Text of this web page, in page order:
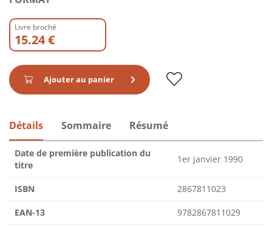
Livre broché
15.24 €
Ajouter au panier
Détails Sommaire Résumé
Date de première publication du
titre
1er janvier 1990
ISBN 2867811023
EAN-13 9782867811029